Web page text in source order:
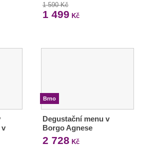
1 590 Kč
1 499 Kč
v
Brno
Degustační menu v
Borgo Agnese
2 728 Kč